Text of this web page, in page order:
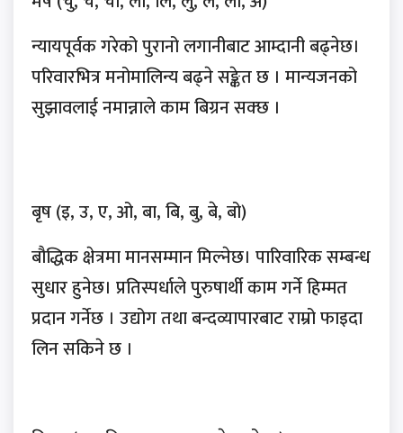
न्यायपूर्वक गरेको पुरानो लगानीबाट आम्दानी बढ्नेछ।
परिवारभित्र मनोमालिन्य बढ्ने सङ्केत छ । मान्यजनको
सुझावलाई नमान्नाले काम बिग्रन सक्छ ।
बृष (इ, उ, ए, ओ, बा, बि, बु, बे, बो)
बौद्धिक क्षेत्रमा मानसम्मान मिल्नेछ। पारिवारिक सम्बन्ध
सुधार हुनेछ। प्रतिस्पर्धाले पुरुषार्थी काम गर्ने हिम्मत
प्रदान गर्नेछ । उद्योग तथा बन्दव्यापारबाट राम्रो फाइदा
लिन सकिने छ ।